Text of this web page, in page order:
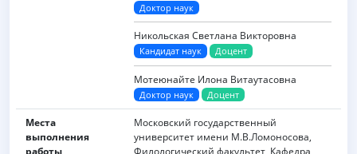
Доктор наук
Никольская Светлана Викторовна
Кандидат наук Доцент
Мотеюнайте Илона Витаутасовна
Доктор наук Доцент
Места
выполнения
Московский государственный
университет имени M.B.Ломоносова,